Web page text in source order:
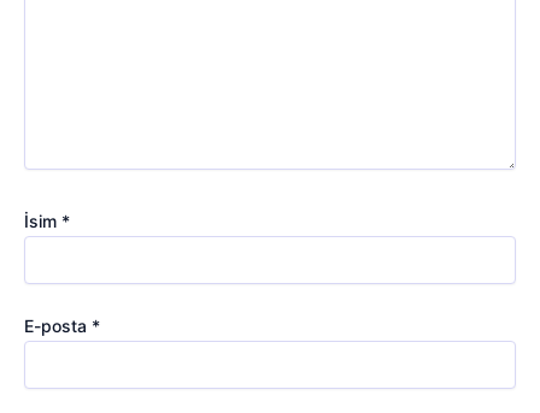
İsim *
E-posta *